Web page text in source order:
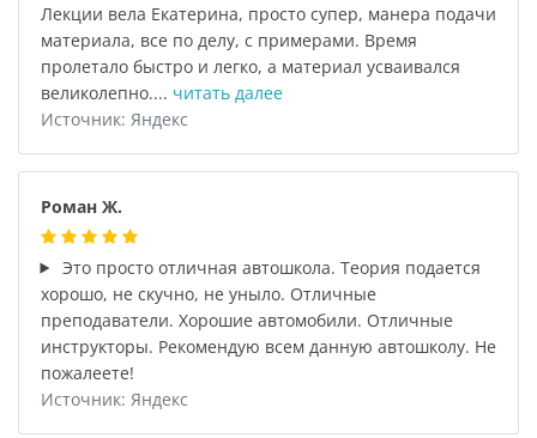
Лекции вела Екатерина, просто супер, манера подачи
материала, все по делу, с примерами. Время
пролетало быстро и легко, а материал усваивался
великолепно.... читать далее
Источник: Яндекс
Роман Ж.
Это просто отличная автошкола. Теория подается
хорошо, не скучно, не уныло. Отличные
преподаватели. Хорошие автомобили. Отличные
инструкторы. Рекомендую всем данную автошколу. Не
пожалеете!
Источник: Яндекс